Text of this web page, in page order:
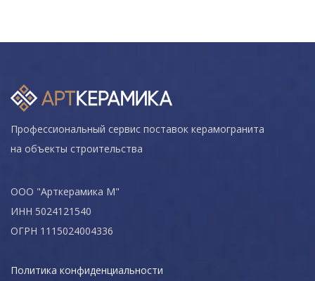
Профессиональный сервис поставок керамогранита
на объекты строительства
ООО "Арткерамика М"
ИНН 5024121540
ОГРН 1115024004336
Политика конфиденциальности